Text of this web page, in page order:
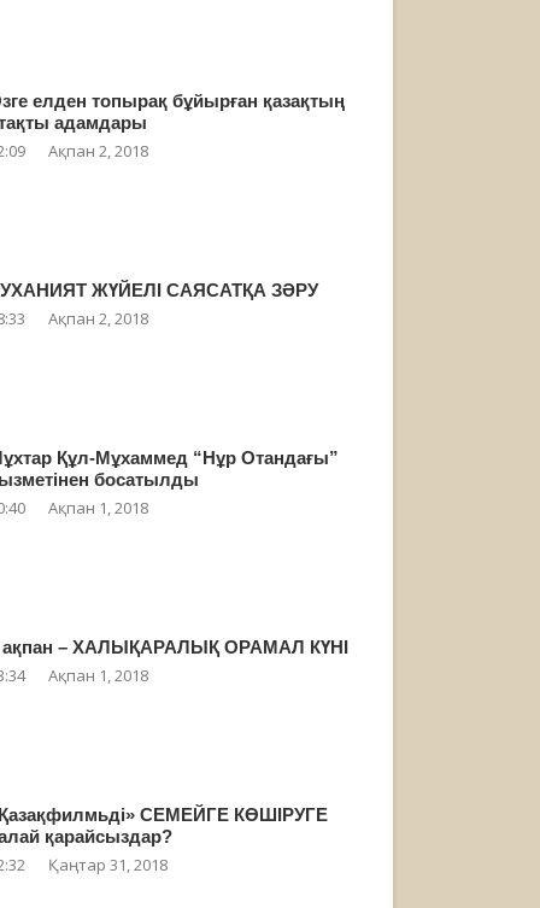
елден топырақ бұйырған қазақтың
адамдары
Ақпан 2, 2018
ЖҮЙЕЛІ САЯСАТҚА ЗӘРУ
Ақпан 2, 2018
Құл-Мұхаммед “Нұр Отандағы”
босатылды
Ақпан 1, 2018
ақпан – ХАЛЫҚАРАЛЫҚ ОРАМАЛ КҮНІ
Ақпан 1, 2018
СЕМЕЙГЕ КӨШІРУГЕ
қарайсыздар?
Қаңтар 31, 2018